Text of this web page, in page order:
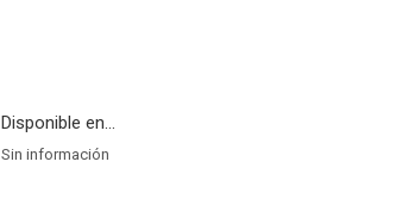
Disponible en...
Sin información